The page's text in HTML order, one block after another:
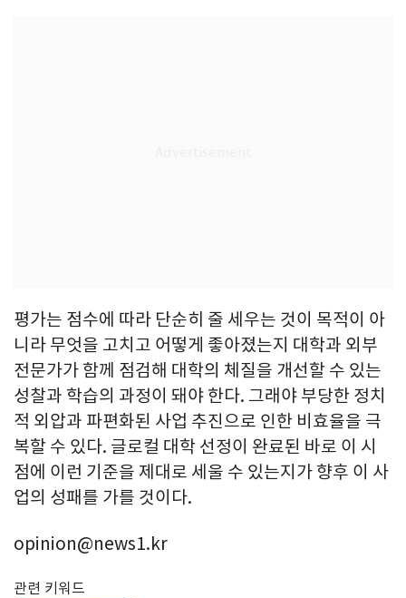
평가는 점수에 따라 단순히 줄 세우는 것이 목적이 아
니라 무엇을 고치고 어떻게 좋아졌는지 대학과 외부
전문가가 함께 점검해 대학의 체질을 개선할 수 있는
성찰과 학습의 과정이 돼야 한다. 그래야 부당한 정치
적 외압과 파편화된 사업 추진으로 인한 비효율을 극
복할 수 있다. 글로컬 대학 선정이 완료된 바로 이 시
점에 이런 기준을 제대로 세울 수 있는지가 향후 이 사
업의 성패를 가를 것이다.
opinion@news1.kr
관련 키워드